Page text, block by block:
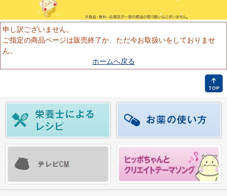
申し訳ございません。
ご指定の商品ページは販売終了か、ただ今お取扱いをしておりませ
ん。
ホームへ戻る